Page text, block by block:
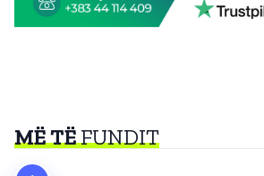
MË TËFUNDIT